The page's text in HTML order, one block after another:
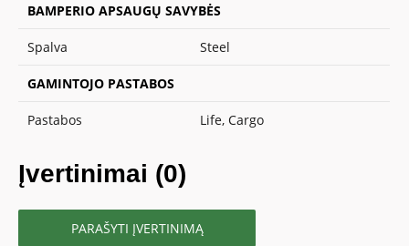
BAMPERIO APSAUGŲ SAVYBĖS
Spalva Steel
GAMINTOJO PASTABOS
Pastabos Life, Cargo
Įvertinimai (0)
PARAŠYTI ĮVERTINIMĄ